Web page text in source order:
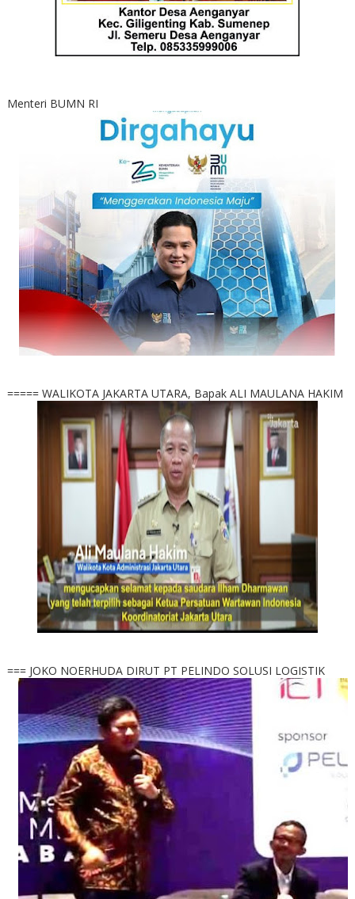
Menteri BUMN RI
===== WALIKOTA JAKARTA UTARA, Bapak ALI MAULANA HAKIM
=== JOKO NOERHUDA DIRUT PT PELINDO SOLUSI LOGISTIK